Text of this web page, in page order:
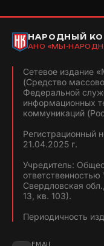
НАРОДНЫЙ
АНО «МЫ-
Сетевое издание
(Средство
Федеральной
информационных
коммуникаций
21.04.2025 г.
Учредитель:
Свердловская
13, кв. 103).
Периодичность
EMAIL